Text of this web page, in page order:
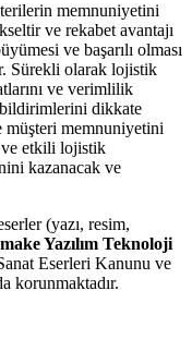
memnuniyetini
ve rekabet avantajı
ve başarılı olması
Sürekli olarak lojistik
ve verimlilik
bildirimlerini dikkate
müşteri memnuniyetini
ve etkili lojistik
kazanacak ve
(yazı, resim,
Yazılım Teknoloji
Eserleri Kanunu ve
korunmaktadır.